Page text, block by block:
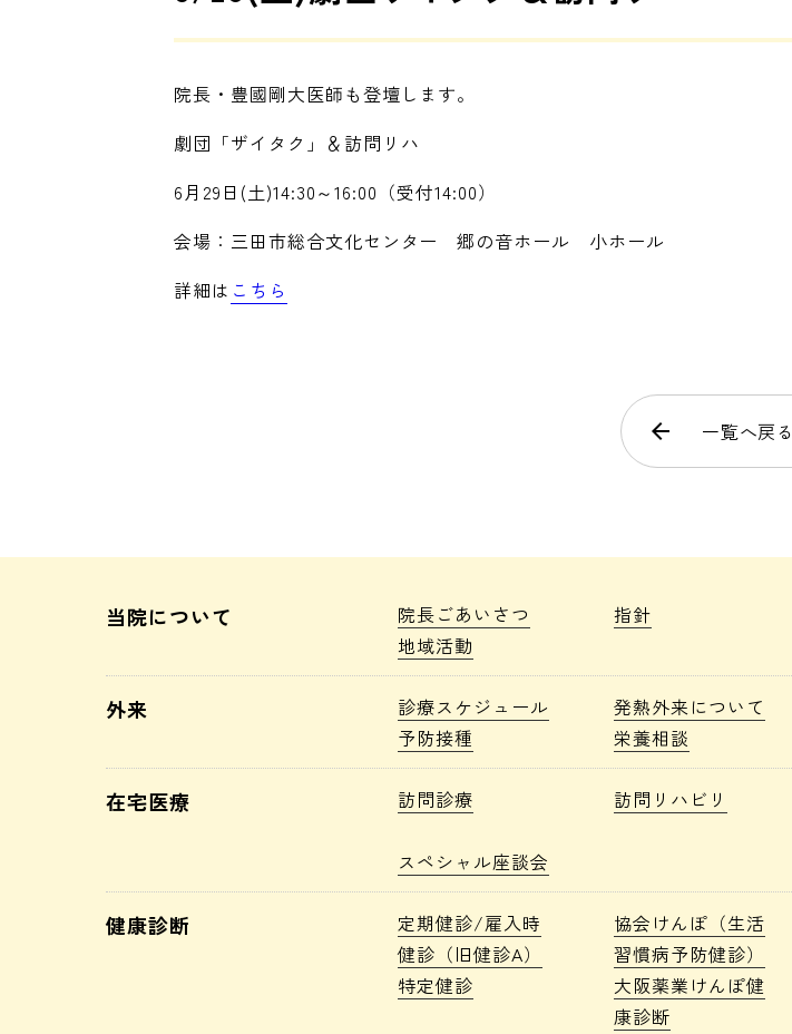
院長・豊國剛大医師も登壇します。
劇団「ザイタク」＆訪問リハ
6月29日(土)14:30～16:00（受付14:00）
会場：三田市総合文化センター 郷の音ホール 小ホール
詳細は こちら
arrow_back 一覧へ戻る
当院について 院長ごあいさつ 指針
地域活動
外来 診療スケジュール 発熱外来について
予防接種
栄養相談
在宅医療 訪問診療 訪問リハビリ
スペシャル座談会
健康診断
定期健診/雇入時
健診（旧健診A）
協会けんぽ（生活
習慣病予防健診）
特定健診
大阪薬業けんぽ健
康診断